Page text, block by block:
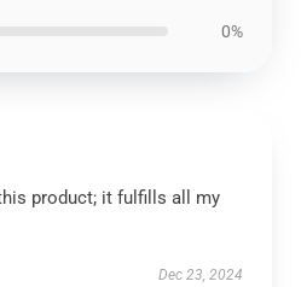
0%
product; it fulfills all my
Dec 23, 2024